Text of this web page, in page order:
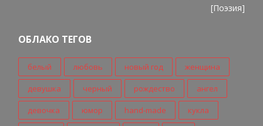
[Поэзия]
ОБЛАКО ТЕГОВ
белый любовь новый год женщина
девушка черный рождество ангел
девочка юмор hand-made кукла